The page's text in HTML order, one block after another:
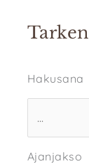
Hakusana
Ajanjakso